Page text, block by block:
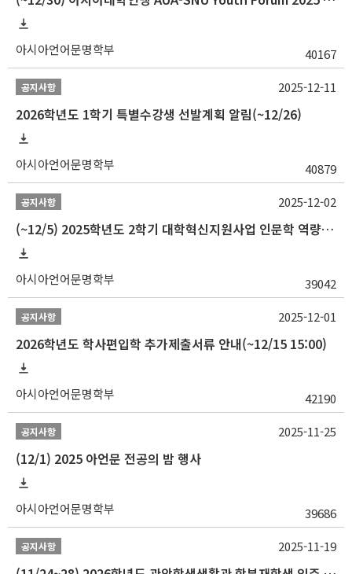
아시아언어문명학부 40167
공지사항
2026학년도 1학기 특별수강생 선발계획 알림(~12/26)
아시아언어문명학부 40879
2025-12-11
공지사항
(~12/5) 2025학년도 2학기 대학혁신지원사업 인문학 역량강화 국제학술대회 참가 경비 지원 안내(2차)
아시아언어문명학부 39042
2025-12-02
공지사항
2026학년도 학사편입학 추가제출서류 안내(~12/15 15:00)
아시아언어문명학부 42190
2025-12-01
공지사항
(12/1) 2025 아언문 전공의 밤 행사
아시아언어문명학부 39686
2025-11-25
공지사항 2025-11-19